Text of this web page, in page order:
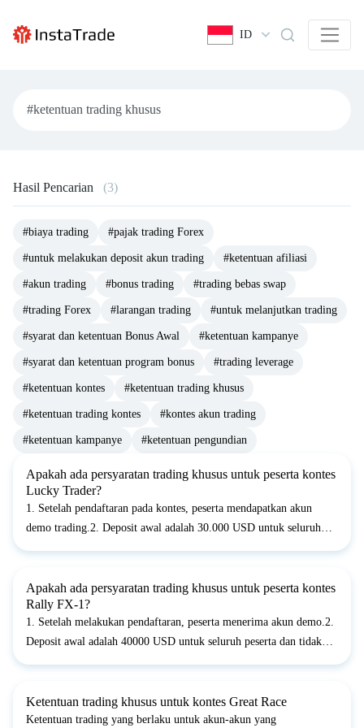
ID
Hasil Pencarian (3)
#biaya trading #pajak trading Forex
#untuk melakukan deposit akun trading #ketentuan afiliasi
#akun trading #bonus trading #trading bebas swap
#trading Forex #larangan trading #untuk melanjutkan trading
#syarat dan ketentuan Bonus Awal #ketentuan kampanye
#syarat dan ketentuan program bonus #trading leverage
#ketentuan kontes #ketentuan trading khusus
#ketentuan trading kontes #kontes akun trading
#ketentuan kampanye #ketentuan pengundian
Apakah ada persyaratan trading khusus untuk peserta kontes
Lucky Trader?
1. Setelah pendaftaran pada kontes, peserta mendapatkan akun
demo trading.2. Deposit awal adalah 30.000 USD untuk seluruh
Apakah ada persyaratan trading khusus untuk peserta kontes
Rally FX-1?
1. Setelah melakukan pendaftaran, peserta menerima akun demo.2.
Deposit awal adalah 40000 USD untuk seluruh peserta dan tidak
Ketentuan trading khusus untuk kontes Great Race
Ketentuan trading yang berlaku untuk akun-akun yang